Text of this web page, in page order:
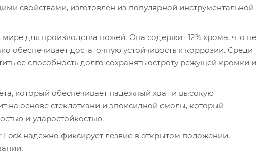
свойствами, изготовлен из популярной инструментальной
для производства ножей. Она содержит 12% хрома, что не
обеспечивает достаточную устойчивость к коррозии. Среди
ее способность долго сохранять остроту режущей кромки и
который обеспечивает надежный хват и высокую
на основе стеклоткани и эпоксидной смолы, который
и ударостойкостью.
надежно фиксирует лезвие в открытом положении,